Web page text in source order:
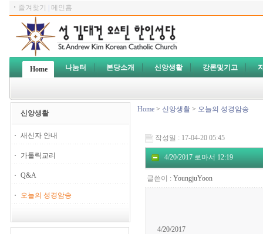
ㆍ 즐겨찾기 메인홈
Home 나눔터 본당소개 신앙생활 강론및기고
신앙생활
새신자 안내
가톨릭교리
Q&A
오늘의 성경암송
Home > 신앙생활 > 오늘의 성경암송
작성일 : 17-04-20 05:45
4/20/2017 로마서 12:19
글쓴이 : YoungjuYoon
4/20/2017